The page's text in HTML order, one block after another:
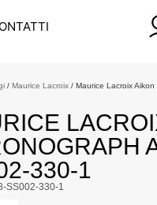
/ Maurice Lacroix / Maurice Lacroix
330-1
SS002-330-1